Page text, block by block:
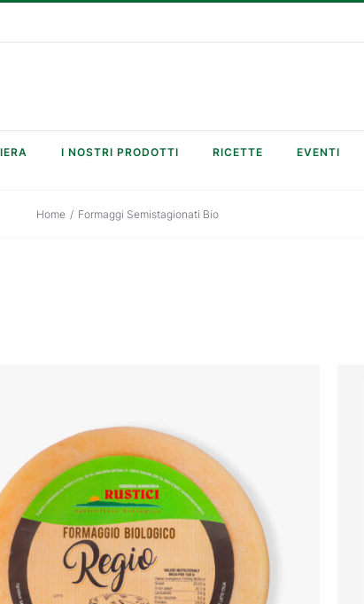
I NOSTRI PRODOTTI RICETTE EVENTI
Home / Formaggi Semistagionati Bio
ANTEPRIMA RAPIDA